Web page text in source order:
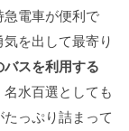
電車が便利で
を出して最寄り
バスを利用する
水百選としても
っぷり詰まって